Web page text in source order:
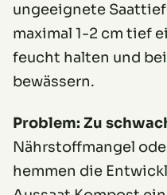
ungeeignete
maximal 1-2 cm tief
feucht halten und
bewässern.
Problem: Zu
Nährstoffmangel
hemmen die